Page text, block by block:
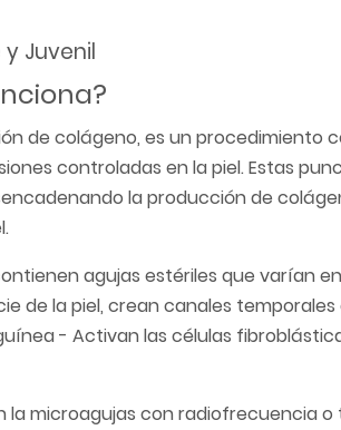
Juvenil
de colágeno, es un procedimiento
controladas en la piel. Estas
la producción de
agujas estériles que varían
de la piel, crean canales temporales
- Activan las células
la microagujas con radiofrecuencia o